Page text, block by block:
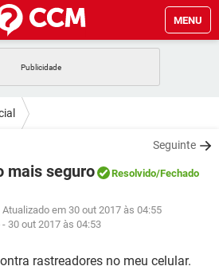
MENU
GMAIL
GMAIL
WHATSAPP
EXCEL
GMAIL
WHATSAPP
EXCEL
WHATSAPP
Seguinte
mais seguro Resolvido/Fechado
Atualizado em 30 out 2017 às 04:55
- 30 out 2017 às 04:53
rastreadores no meu celular.